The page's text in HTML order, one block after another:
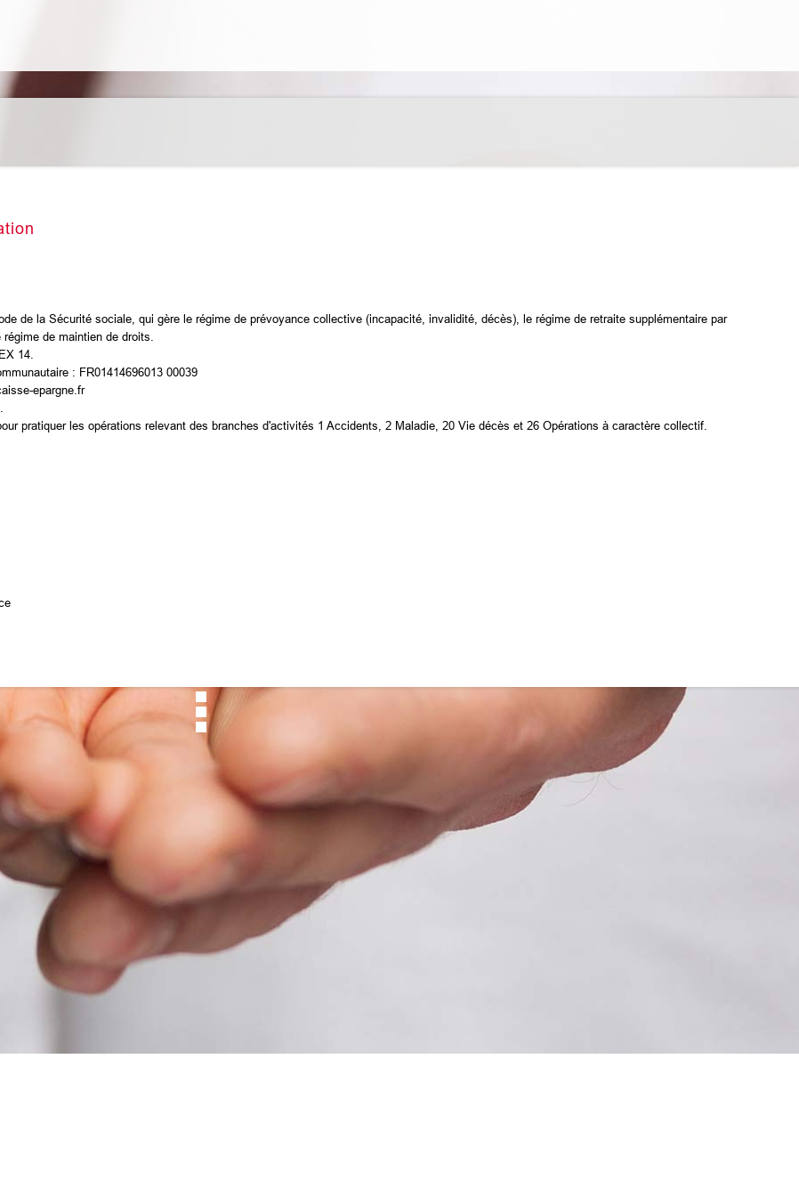
de la Sécurité sociale, qui gère le régime de prévoyance collective (incapacité, invalidité, décès), le régime de retraite supplémentaire par
de maintien de droits.
14.
: FR01414696013 00039
epargne.fr
pratiquer les opérations relevant des branches d'activités 1 Accidents, 2 Maladie, 20 Vie décès et 26 Opérations à caractère collectif.